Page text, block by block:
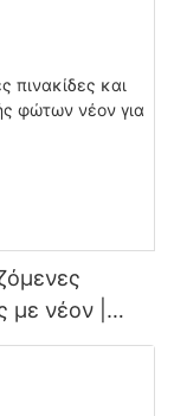
με νέον |